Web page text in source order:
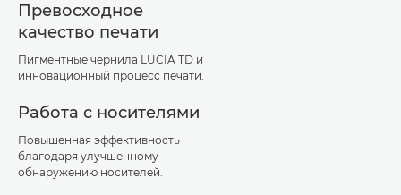
Превосходное
качество печати
Пигментные чернила LUCIA TD и
инновационный процесс печати.
Работа с носителями
Повышенная эффективность
благодаря улучшенному
обнаружению носителей.